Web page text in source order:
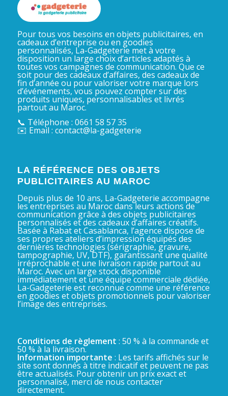
Pour tous vos besoins en objets publicitaires, en
cadeaux d’entreprise ou en goodies
personnalisés, La-Gadgeterie met à votre
disposition un large choix d’articles adaptés à
toutes vos campagnes de communication. Que ce
soit pour des cadeaux d’affaires, des cadeaux de
fin d’année ou pour valoriser votre marque lors
d’événements, vous pouvez compter sur des
produits uniques, personnalisables et livrés
partout au Maroc.
📞 Téléphone : 0661 58 57 35
✉️ Email : contact@la-gadgeterie
LA RÉFÉRENCE DES OBJETS
PUBLICITAIRES AU MAROC
Depuis plus de 10 ans, La-Gadgeterie accompagne
les entreprises au Maroc dans leurs actions de
communication grâce à des objets publicitaires
personnalisés et des cadeaux d’affaires créatifs.
Basée à Rabat et Casablanca, l’agence dispose de
ses propres ateliers d’impression équipés des
dernières technologies (sérigraphie, gravure,
tampographie, UV, DTF), garantissant une qualité
irréprochable et une livraison rapide partout au
Maroc. Avec un large stock disponible
immédiatement et une équipe commerciale dédiée,
La-Gadgeterie est reconnue comme une référence
en goodies et objets promotionnels pour valoriser
l’image des entreprises.
Conditions de règlement : 50 % à la commande et
50 % à la livraison.
Information importante : Les tarifs affichés sur le
site sont donnés à titre indicatif et peuvent ne pas
être actualisés. Pour obtenir un prix exact et
personnalisé, merci de nous contacter
directement.